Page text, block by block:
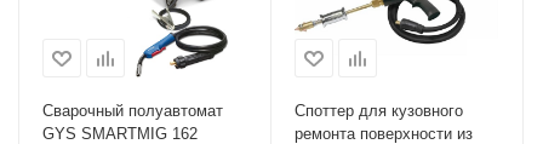
Сварочный полуавтомат
GYS SMARTMIG 162
Споттер для кузовного
ремонта поверхности из